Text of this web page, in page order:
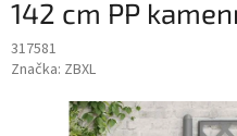
142 cm PP
317581
Značka: ZBXL